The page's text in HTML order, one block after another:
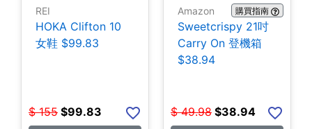
REI
HOKA Clifton 10
女鞋 $99.83
$ 155 $99.83
Amazon 購買指南
Sweetcrispy 21吋
Carry On 登機箱
$38.94
$ 49.98 $38.94